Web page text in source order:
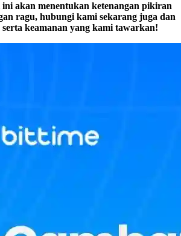
akan menentukan ketenangan pikiran
ragu, hubungi kami sekarang juga dan
keamanan yang kami tawarkan!